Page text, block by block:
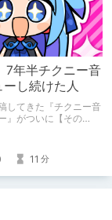
7年半チクニー音
し続けた人
してきた『チクニー音
』がついに【その
た！ 約7年半チクニー
り報告をしてきただけ
記念。 皆様への感謝
れまでの投稿を振り返
11 分